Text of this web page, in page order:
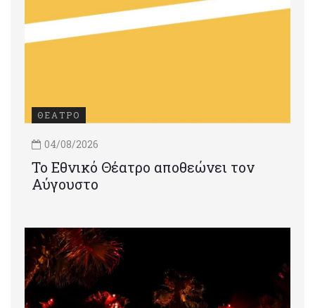
ΘΕΑΤΡΟ
04/08/2026
Το Εθνικό Θέατρο αποθεώνει τον
Αύγουστο